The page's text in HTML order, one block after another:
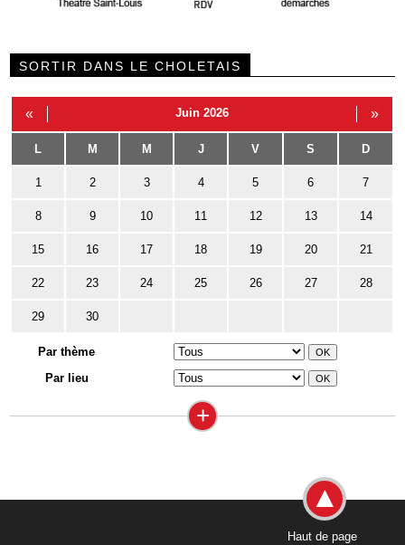
SORTIR DANS LE CHOLETAIS
« Juin 2026 »
L M M J V S D
1 2 3 4 5 6 7
8 9 10 11 12 13 14
15 16 17 18 19 20 21
22 23 24 25 26 27 28
29 30
Par thème
Par lieu
+
Haut de page